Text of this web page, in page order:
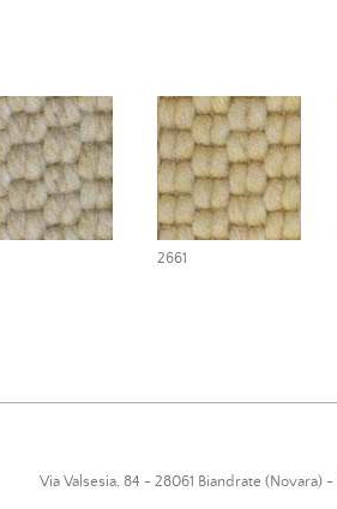
2661
Via Valsesia, 84 - 28061 Biandrate (Novara)